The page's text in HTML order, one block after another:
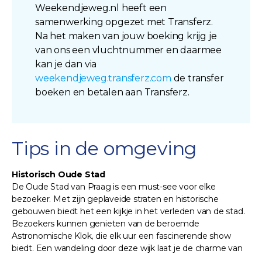
Weekendjeweg.nl heeft een
samenwerking opgezet met Transferz.
Na het maken van jouw boeking krijg je
van ons een vluchtnummer en daarmee
kan je dan via
weekendjeweg.transferz.com de transfer
boeken en betalen aan Transferz.
Tips in de omgeving
Historisch Oude Stad
De Oude Stad van Praag is een must-see voor elke
bezoeker. Met zijn geplaveide straten en historische
gebouwen biedt het een kijkje in het verleden van de stad.
Bezoekers kunnen genieten van de beroemde
Astronomische Klok, die elk uur een fascinerende show
biedt. Een wandeling door deze wijk laat je de charme van